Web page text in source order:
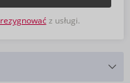
z usługi.